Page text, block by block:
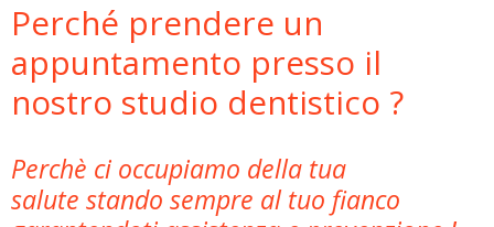
Perché prendere un
appuntamento presso il
nostro studio dentistico ?
Perchè ci occupiamo della tua
salute stando sempre al tuo fianco